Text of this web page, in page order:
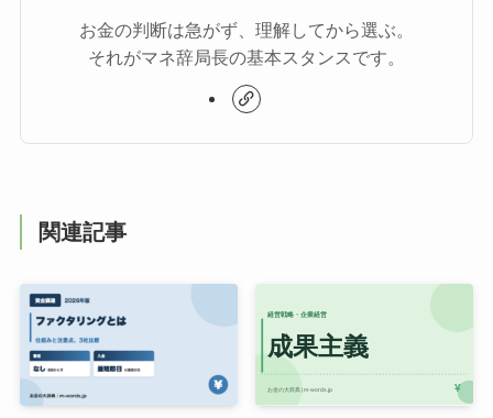
お金の判断は急がず、理解してから選ぶ。
それがマネ辞局長の基本スタンスです。
関連記事